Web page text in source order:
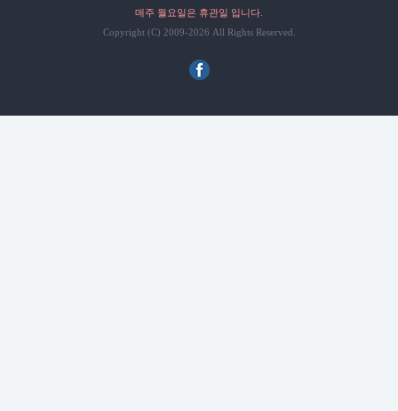
매주 월요일은 휴관일 입니다.
Copyright (C) 2009-2026 All Rights Reserved.